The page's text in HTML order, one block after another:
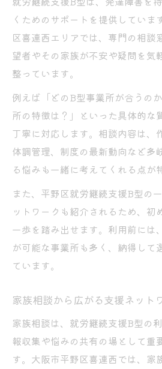
くためのサポートを提供していま
区喜連西エリアでは、専門の相談
望者やその家族が不安や疑問を気
整っています。
例えば「どのB型事業所が合うの
所の特徴は？」といった具体的な
丁寧に対応します。相談内容は、
体調管理、制度の最新動向など多
る悩みも一緒に考えてくれる点が
また、平野区就労継続支援B型の
ットワークも紹介されるため、初
一歩を踏み出せます。利用前には
が可能な事業所も多く、納得して
ています。
家族相談から広がる支援ネット
家族相談は、就労継続支援B型の
報収集や悩みの共有の場として重
す。大阪市平野区喜連西では、家